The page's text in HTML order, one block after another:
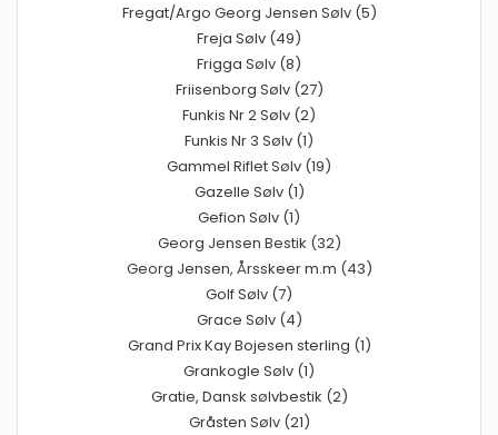
Fregat/Argo Georg Jensen Sølv (5)
Freja Sølv (49)
Frigga Sølv (8)
Friisenborg Sølv (27)
Funkis Nr 2 Sølv (2)
Funkis Nr 3 Sølv (1)
Gammel Riflet Sølv (19)
Gazelle Sølv (1)
Gefion Sølv (1)
Georg Jensen Bestik (32)
Georg Jensen, Årsskeer m.m (43)
Golf Sølv (7)
Grace Sølv (4)
Grand Prix Kay Bojesen sterling (1)
Grankogle Sølv (1)
Gratie, Dansk sølvbestik (2)
Gråsten Sølv (21)